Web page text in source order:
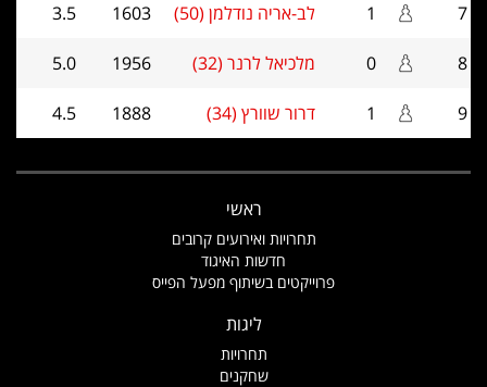
7
1 לב-אריה נודלמן (50) 1603
3.5
8
0 מלכיאל לרנר (32) 1956
5.0
9
1 דרור שוורץ (34) 1888
4.5
ראשי
תחרויות ואירועים קרובים
חדשות האיגוד
פרוייקטים בשיתוף מפעל הפייס
ליגות
תחרויות
שחקנים